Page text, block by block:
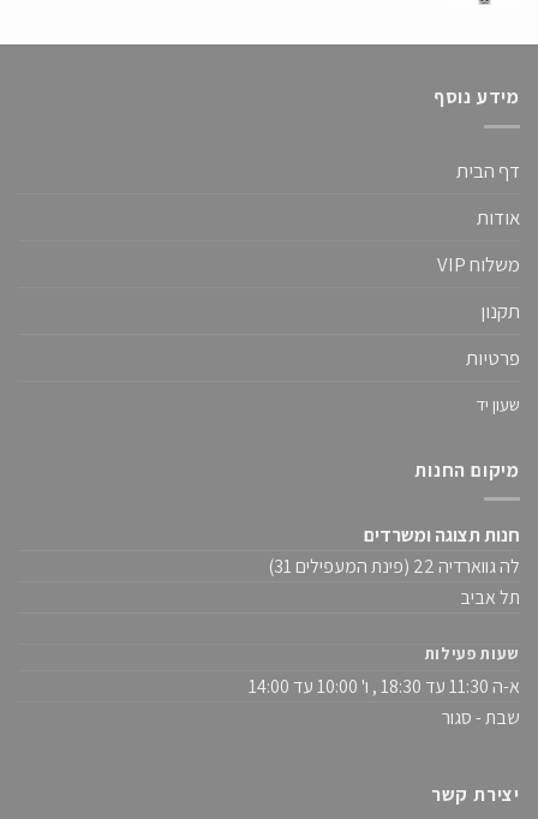
1,099.00 ₪.
399.00 ₪.
מידע נוסף
דף הבית
אודות
משלוח VIP
תקנון
פרטיות
שעון יד
מיקום החנות
חנות תצוגה ומשרדים
לה גווארדיה 22 (פינת המעפילים 31)
תל אביב
שעות פעילות
א-ה 11:30 עד 18:30 , ו' 10:00 עד 14:00
שבת - סגור
יצירת קשר